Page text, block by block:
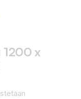
1200 x